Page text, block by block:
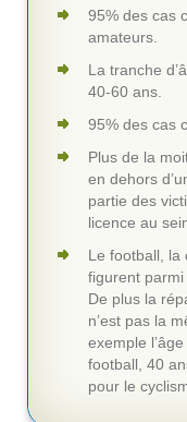
95% des cas
amateurs.
La tranche
40-60 ans.
95% des cas
Plus de la
en dehors
partie des
licence au
Le football, la
figurent parmi
De plus la
n’est pas la
exemple
football, 40
pour le